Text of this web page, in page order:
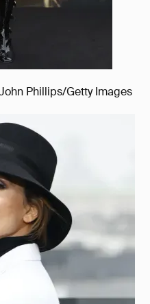
Phillips/Getty Images